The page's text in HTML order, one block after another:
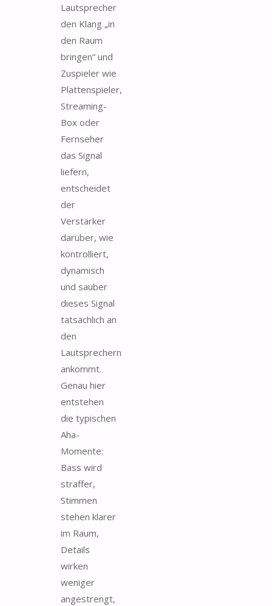
Lautsprecher
den Klang „in
den Raum
bringen“ und
Zuspieler wie
Plattenspieler,
Streaming-
Box oder
Fernseher
das Signal
liefern,
entscheidet
der
Verstärker
darüber, wie
kontrolliert,
dynamisch
und sauber
dieses Signal
tatsächlich an
den
Lautsprechern
ankommt.
Genau hier
entstehen
die typischen
Aha-
Momente:
Bass wird
straffer,
Stimmen
stehen klarer
im Raum,
Details
wirken
weniger
angestrengt,